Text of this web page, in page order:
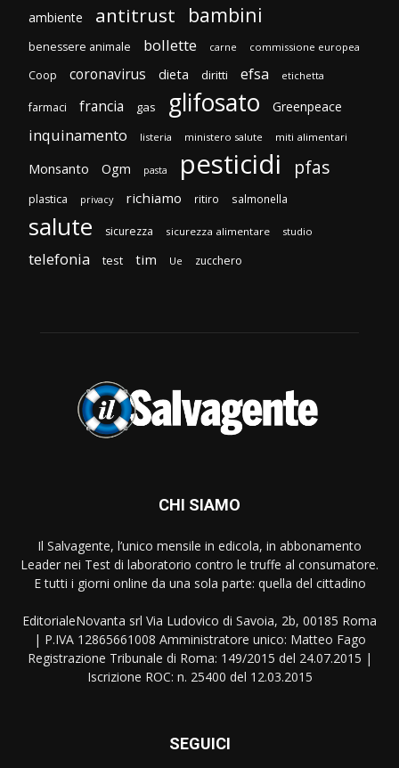
ambiente antitrust bambini
benessere animale bollette carne commissione europea
Coop coronavirus dieta diritti efsa etichetta
farmaci francia gas glifosato Greenpeace
inquinamento listeria ministero salute miti alimentari
Monsanto Ogm pasta pesticidi pfas
plastica privacy richiamo ritiro salmonella
salute sicurezza sicurezza alimentare studio
telefonia test tim Ue zucchero
CHI SIAMO
Il Salvagente, l’unico mensile in edicola, in abbonamento
Leader nei Test di laboratorio contro le truffe al consumatore.
E tutti i giorni online da una sola parte: quella del cittadino
EditorialeNovanta srl Via Ludovico di Savoia, 2b, 00185 Roma
| P.IVA 12865661008 Amministratore unico: Matteo Fago
Registrazione Tribunale di Roma: 149/2015 del 24.07.2015 |
Iscrizione ROC: n. 25400 del 12.03.2015
SEGUICI